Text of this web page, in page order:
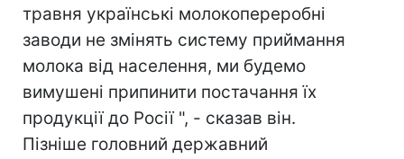
травня українські молокопереробні
заводи не змінять систему приймання
молока від населення, ми будемо
вимушені припинити постачання їх
продукції до Росії ", - сказав він.
Пізніше головний державний